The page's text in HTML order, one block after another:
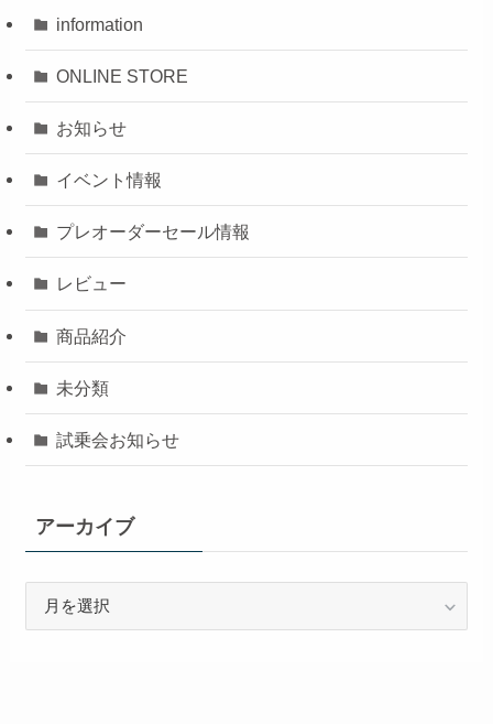
information
ONLINE STORE
お知らせ
イベント情報
プレオーダーセール情報
レビュー
商品紹介
未分類
試乗会お知らせ
アーカイブ